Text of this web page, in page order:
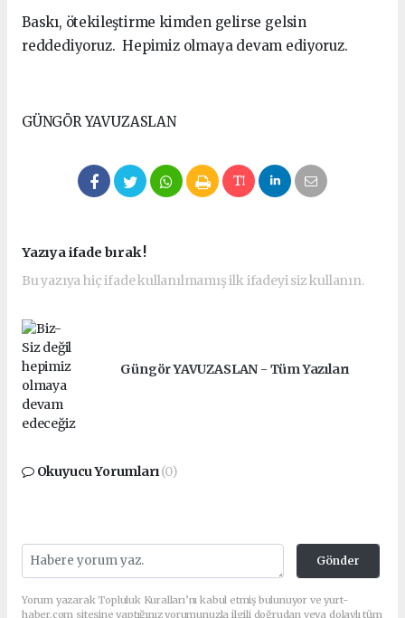
Baskı, ötekileştirme kimden gelirse gelsin
reddediyoruz. Hepimiz olmaya devam ediyoruz.
GÜNGÖR YAVUZASLAN
Yazıya ifade bırak !
Bu yazıya hiç ifade kullanılmamış ilk ifadeyi siz kullanın.
Güngör YAVUZASLAN - Tüm Yazıları
Okuyucu Yorumları(0)
Gönder
Yorum yazarak Topluluk Kuralları’nı kabul etmiş bulunuyor ve yurt-
haber.com sitesine yaptığınız yorumunuzla ilgili doğrudan veya dolaylı tüm